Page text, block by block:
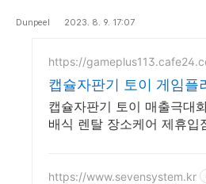
Dunpeel 2023. 8. 9. 17:07
https://
캡슐자판기 토이 게임플
캡슐자판기 토이 매출극대
배식 렌탈 장소케어 제휴입
https://www.sevensystem.kr